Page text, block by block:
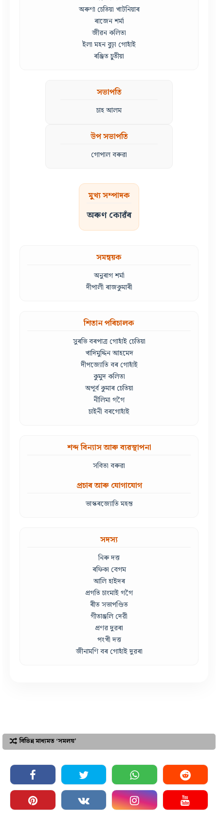
অৰুণা চেতিয়া খাটনিয়াৰ
ৰাজেন শৰ্মা
জীৱন কলিতা
ইলা মহন বুঢ়া গোহাঁই
ৰঞ্জিত চুতীয়া
সভাপতি
চাহ আলম
উপ সভাপতি
গোপাল বৰুৱা
মুখ্য সম্পাদক
অৰুণ কোৱঁৰ
সমন্বয়ক
অনুৰাগ শৰ্মা
দীপালী ৰাজকুমাৰী
শিতান পৰিচালক
সুৰভি বৰপাত্ৰ গোহাঁই চেতিয়া
খাদিমুদ্দিন আহমেদ
দীপজ্যোতি বৰ গোহাঁই
কুমুদ কলিতা
অপূৰ্ব কুমাৰ চেতিয়া
নীলিমা গগৈ
চাইনী বৰগোহাঁই
শব্দ বিন্যাস আৰু ব্যৱস্থাপনা
সবিতা বৰুৱা
প্ৰচাৰ আৰু যোগাযোগ
ভাস্কৰজ্যোতি মহন্ত
সদস্য
নিৰু দত্ত
ৰফিকা বেগম
আলি হাইদৰ
প্ৰগতি চাংমাই গগৈ
ৰীত সভাপণ্ডিত
গীতাঞ্জলি দেৱী
প্ৰণৱ দুৱৰা
পংখী দত্ত
জীনামণি বৰ গোহাঁই দুৱৰা
বিভিন্ন মাধ্যমত ‘সমলয়’